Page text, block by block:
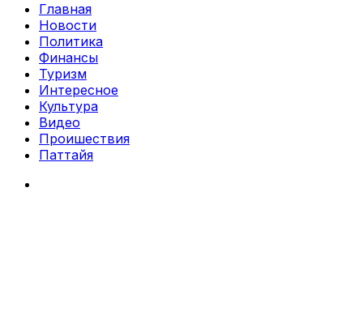
Главная
Новости
Политика
Финансы
Туризм
Интересное
Культура
Видео
Проишествия
Паттайя